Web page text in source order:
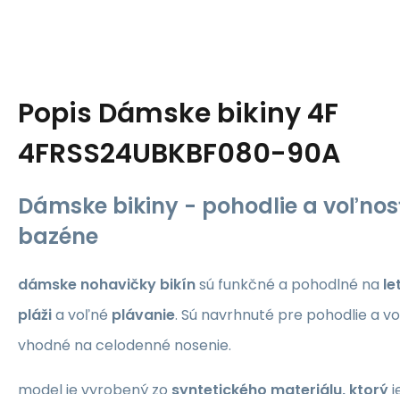
Popis Dámske bikiny 4F
4FRSS24UBKBF080-90A
Dámske bikiny - pohodlie a
bazéne
dámske nohavičky bikínsú funkčné a pohodlné na
plážia voľné plávanie. Sú navrhnuté pre pohodlie a
vhodné na celodenné nosenie.